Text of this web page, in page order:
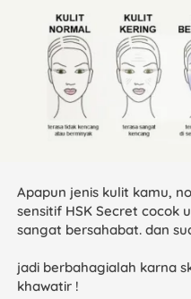
Apapun jenis kulit kamu,
sensitif HSK Secret cocok
sangat bersahabat. dan
jadi berbahagialah karna
khawatir !